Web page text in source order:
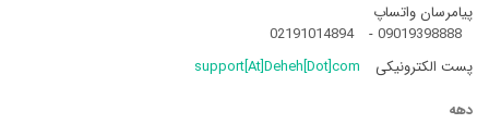
پیامرسان واتساپ
09019398888
-
02191014894
پست الکترونیکی
support[At]Deheh[Dot]com
دهه